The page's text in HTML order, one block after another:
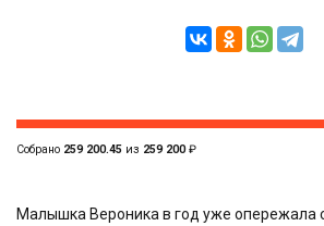
Собрано 259 200.45 из 259 200₽
Малышка Вероника в год уже опережала